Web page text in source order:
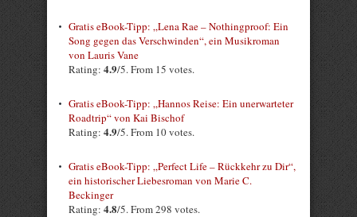
Gratis eBook-Tipp: „Lena Rae – Nothingproof: Ein
Song gegen das Verschwinden“, ein Musikroman
von Lauris Vane
Rating: 4.9/5. From 15 votes.
Gratis eBook-Tipp: „Hannos Reise: Ein unerwarteter
Roadtrip“ von Kai Bischof
Rating: 4.9/5. From 10 votes.
Gratis eBook-Tipp: „Perfect Life – Rückkehr zu Dir“,
ein historischer Liebesroman von Marie C.
Beckinger
Rating: 4.8/5. From 298 votes.